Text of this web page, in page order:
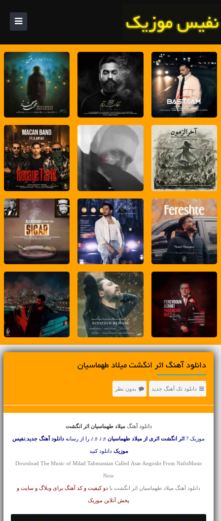
دانلود آهنگ اثر انگشت میلاد طهماسیان
دانلود تک آهنگ جدید بدون نظر
دانلود آهنگ میلاد طهماسیان اثر انگشت
موزیک ? اثر انگشت اثری از میلاد طهماسیان♬♪♬♪ را از رسانه دانلود آهنگ جدید;نفیس
موزیک دانلود کنید
Download The Music of Milad Tahmassian Called Asar Angosht From NafisMusic
Now
دانلود آهنگ میلاد طهماسیان اثر انگشت با دو کیفیت و کد آهنگ برای وبلاگ و سایت و
پخش آنلاین موزیک